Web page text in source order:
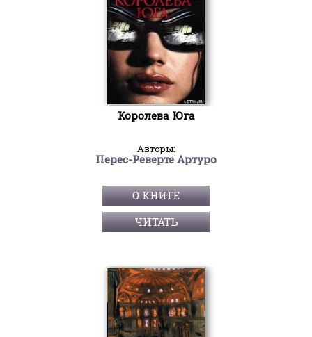
Королева Юга
Авторы:
Перес-Реверте Артуро
О КНИГЕ
ЧИТАТЬ